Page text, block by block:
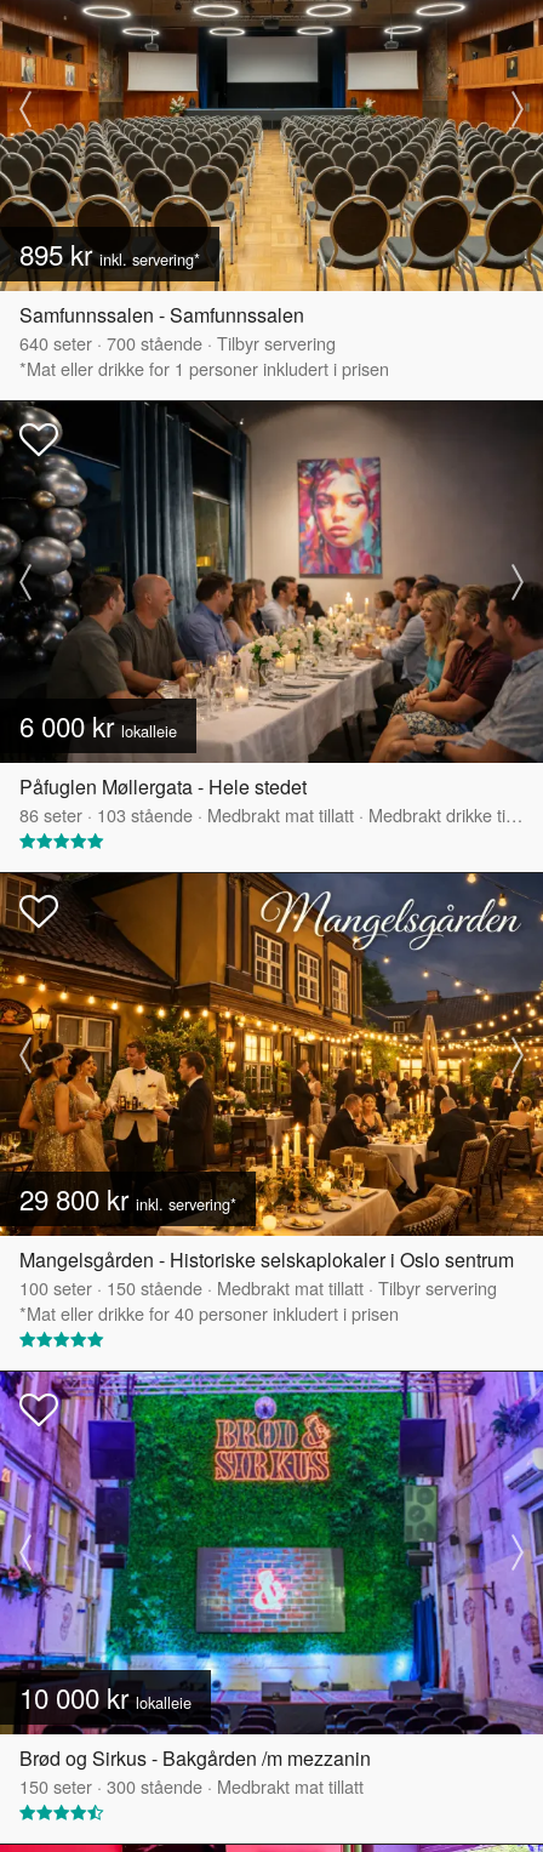
895 krinkl. servering*
Samfunnssalen - Samfunnssalen
640seter · 700stående · Tilbyr servering
*Mat eller drikke for 1 personer inkludert i prisen
6 000 kr lokalleie
Påfuglen Møllergata - Hele stedet
86seter · 103 stående · Medbrakt mat tillatt · Medbrakt drikke tillatt
29 800 kr inkl. servering*
Mangelsgården - Historiske selskaplokaler i Oslo sentrum
100seter · 150stående · Medbrakt mat tillatt · Tilbyr servering
*Mat eller drikke for 40 personer inkludert i prisen
10 000 kr lokalleie
Brød og Sirkus - Bakgården /m mezzanin
150seter · 300stående · Medbrakt mat tillatt